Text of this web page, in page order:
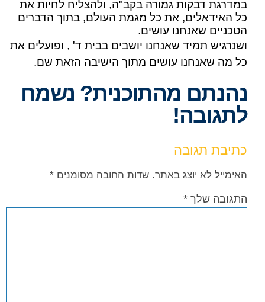
במדרגת דבקות גמורה בקב"ה, ולהצליח לחיות את
כל האידאלים, את כל מגמת העולם, בתוך הדברים
הטכניים שאנחנו עושים.
ושנרגיש תמיד שאנחנו יושבים בבית ד' , ופועלים את
כל מה שאנחנו עושים מתוך הישיבה הזאת שם.
נהנתם מהתוכנית? נשמח
לתגובה!
כתיבת תגובה
האימייל לא יוצג באתר. שדות החובה מסומנים *
התגובה שלך *